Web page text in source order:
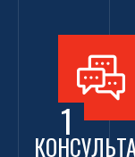
високому рівні.
відгуки
асфальтування
Кваліфіковані
якісно і
сучасне
1